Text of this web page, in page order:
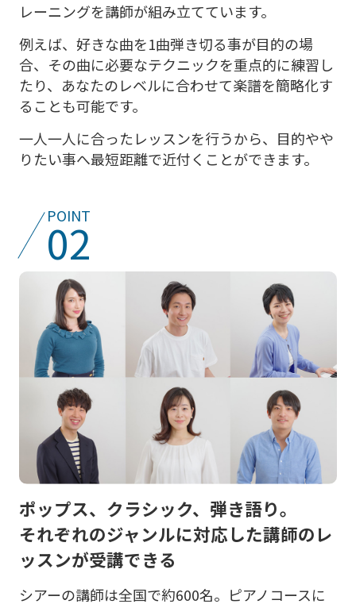
レーニングを講師が組み立てています。
例えば、好きな曲を1曲弾き切る事が目的の場
合、その曲に必要なテクニックを重点的に練習し
たり、あなたのレベルに合わせて楽譜を簡略化す
ることも可能です。
一人一人に合ったレッスンを行うから、目的やや
りたい事へ最短距離で近付くことができます。
POINT
02
ポップス、クラシック、弾き語り。
それぞれのジャンルに対応した講師のレ
ッスンが受講できる
シアーの講師は全国で約600名。ピアノコースに